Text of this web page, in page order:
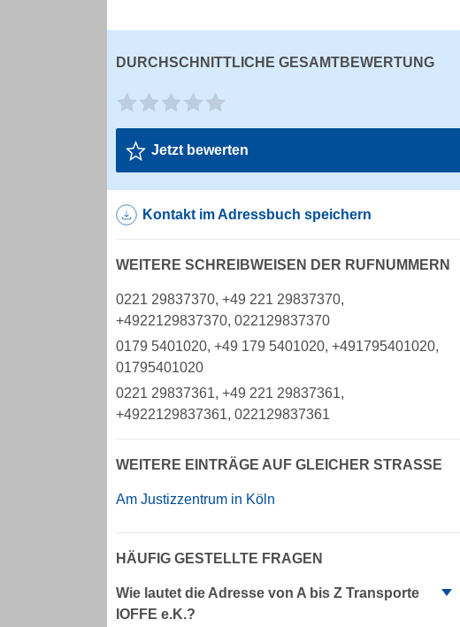
DURCHSCHNITTLICHE GESAMTBEWERTUNG
Jetzt bewerten
Kontakt im Adressbuch speichern
WEITERE SCHREIBWEISEN DER RUFNUMMERN
0221 29837370, +49 221 29837370,
+4922129837370, 022129837370
0179 5401020, +49 179 5401020, +491795401020,
01795401020
0221 29837361, +49 221 29837361,
+4922129837361, 022129837361
WEITERE EINTRÄGE AUF GLEICHER STRASSE
Am Justizzentrum in Köln
HÄUFIG GESTELLTE FRAGEN
Wie lautet die Adresse von A bis Z Transporte
IOFFE e.K.?